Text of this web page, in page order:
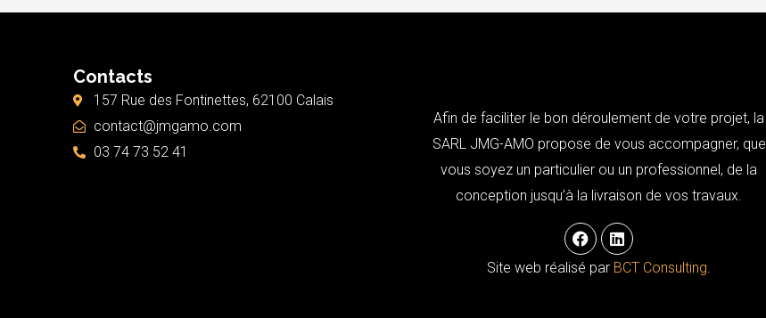
Contacts
157 Rue des Fontinettes, 62100 Calais
contact@jmgamo.com
03 74 73 52 41
Afin de faciliter le bon déroulement de votre projet, la
SARL JMG-AMO propose de vous accompagner, que
vous soyez un particulier ou un professionnel, de la
conception jusqu’à la livraison de vos travaux.
F
a
c
e
L
i
n
k
Site web réalisé par BCT Consulting.